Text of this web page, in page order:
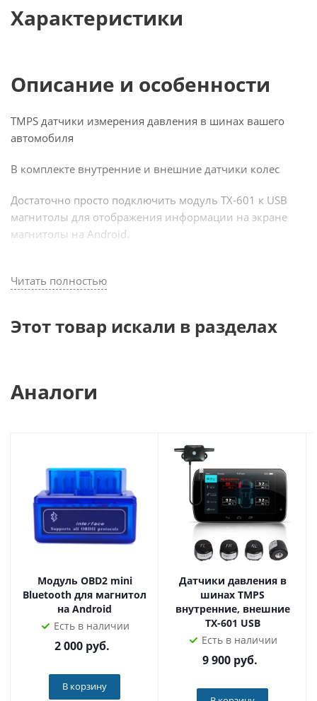
Характеристики
Описание и особенности
TMPS датчики измерения давления в шинах вашего
автомобиля
В комплекте внутренние и внешние датчики колес
Достаточно просто подключить модуль TX-601 к USB
магнитолы для отображения информации на экране
магнитолы на Android.
Newsmy
Читать полностью
Этот товар искали в разделах
Аналоги
Модуль OBD2 mini
Bluetooth для магнитол
на Android
Есть в наличии
2 000 руб.
В корзину
Датчики давления в
шинах TMPS
внутренние, внешние
TX-601 USB
Есть в наличии
9 900 руб.